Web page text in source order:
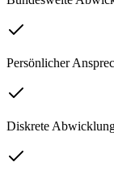
Persönlicher
Diskrete